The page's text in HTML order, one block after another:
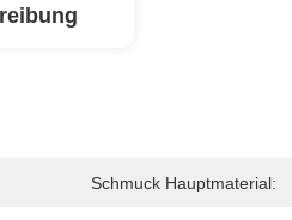
Schmuck Hauptmaterial: